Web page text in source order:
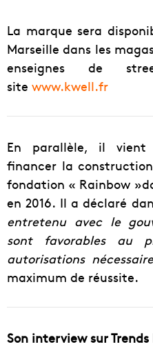
La marque sera
Marseille dans les
enseignes de
site www.kwell.fr
En parallèle, il vient
financer la
fondation « Rainbow
en 2016. Il a déclaré
entretenu avec le
sont favorables au
autorisations
maximum de réussite.
Son interview sur